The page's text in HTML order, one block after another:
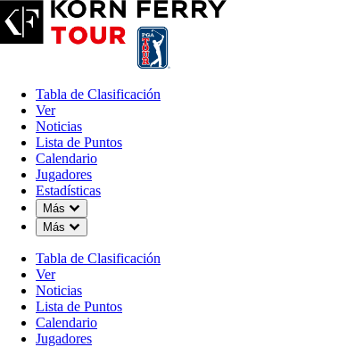
Tabla de Clasificación
Ver
Noticias
Lista de Puntos
Calendario
Jugadores
Estadísticas
Más
Down Chevron
Más
Down Chevron
Tabla de Clasificación
Ver
Noticias
Lista de Puntos
Calendario
Jugadores
Estadísticas